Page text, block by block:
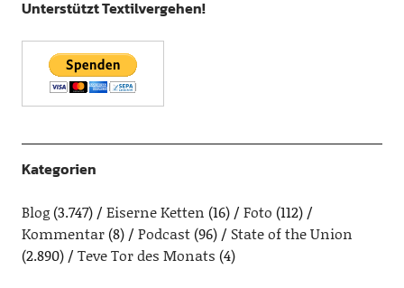
Unterstützt Textilvergehen!
Kategorien
Blog(3.747) Eiserne Ketten (16) Foto (112)
Kommentar(8) Podcast(96)
State of the Union
(2.890)
Teve Tor des Monats (4)